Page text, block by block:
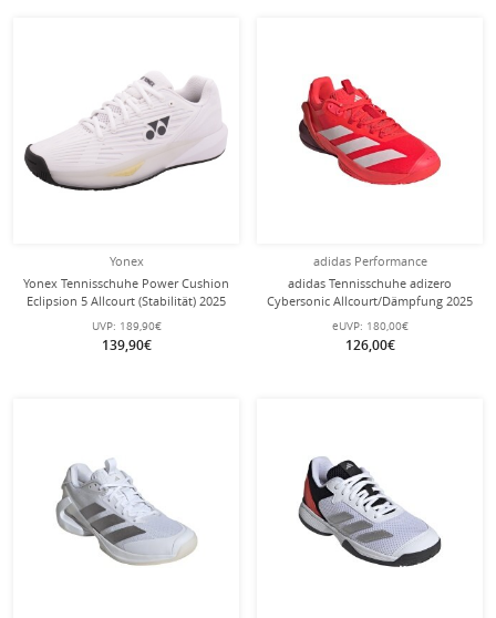
Yonex
Yonex Tennisschuhe Power Cushion
Eclipsion 5 Allcourt (Stabilität) 2025
weiss Herren
UVP: 189,90€
139,90€
adidas Performance
adidas Tennisschuhe adizero
Cybersonic Allcourt/Dämpfung 2025
rot Herren
eUVP: 180,00€
126,00€